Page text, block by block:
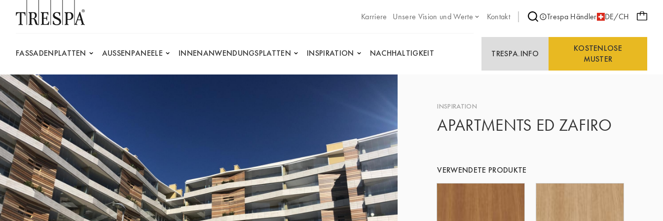
Karriere
Unsere Vision und Werte Kontakt Trespa Händler DE/CH
FASSADENPLATTEN AUSSENPANEELE INNENANWENDUNGSPLATTEN INSPIRATION NACHHALTIGKEIT TRESPA.INFO
KOSTENLOSE
MUSTER
INSPIRATION
APARTMENTS ED ZAFIRO
VERWENDETE PRODUKTE